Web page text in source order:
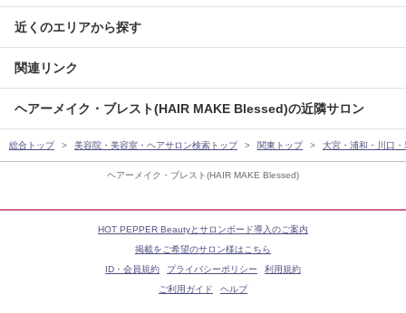
ヘアーメイク・ブレスト(HAIR MAKE Blessed)
近くのエリアから探す
関連リンク
ヘアーメイク・ブレスト(HAIR MAKE Blessed)の近隣サロン
総合トップ 美容院・美容室・ヘアサロン検索トップ 関東トップ 大宮・浦和・川口
HOT PEPPER Beautyとサロンボード導入のご案内
掲載をご希望のサロン様はこちら
ID・会員規約
プライバシーポリシー
利用規約
ご利用ガイド
ヘルプ